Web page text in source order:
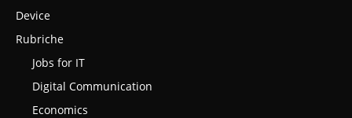
Device
Rubriche
Jobs for IT
Digital Communication
Economics